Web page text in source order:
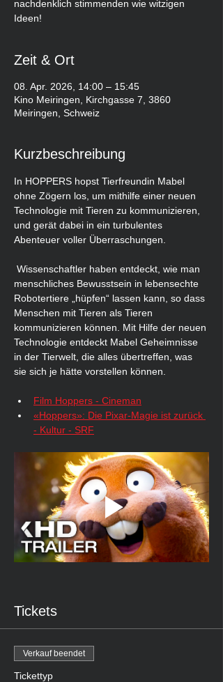
nachdenklich stimmenden wie witzigen
Ideen!
Zeit & Ort
08. Apr. 2026, 14:00 – 15:45
Kino Meiringen, Kirchgasse 7, 3860
Meiringen, Schweiz
Kurzbeschreibung
In HOPPERS hopst Tierfreundin Mabel
ohne Zögern los, um mithilfe einer neuen
Technologie mit Tieren zu kommunizieren,
und gerät dabei in ein turbulentes
Abenteuer voller Überraschungen.
menschliches Bewusstsein in lebensechte
Robotertiere „hüpfen“ lassen kann, so dass
Menschen mit Tieren als Tieren
kommunizieren können. Mit Hilfe der neuen
Technologie entdeckt Mabel Geheimnisse
in der Tierwelt, die alles übertreffen, was
sie sich je hätte vorstellen können.
Film Hoppers - Cineman
«Hoppers»: Die Pixar-Magie ist zurück
- Kultur - SRF
Tickets
Verkauf beendet
Tickettyp